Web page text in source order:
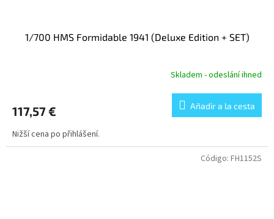
1/700 HMS Formidable 1941 (Deluxe Edition + SET)
Skladem - odeslání ihned
117,57 € Añadir a la cesta
Nižší cena po přihlášení.
Código: FH1152S